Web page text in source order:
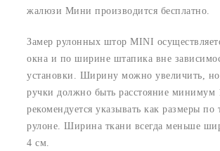
жалюзи Мини производится бесплатно.
Замер рулонных штор MINI
окна и по ширине штапика вне
установки. Ширину можно увеличить, но
ручки должно быть расстояние минимум
рекомендуется указывать как размеры
рулоне. Ширина ткани всегда меньше
4 см.